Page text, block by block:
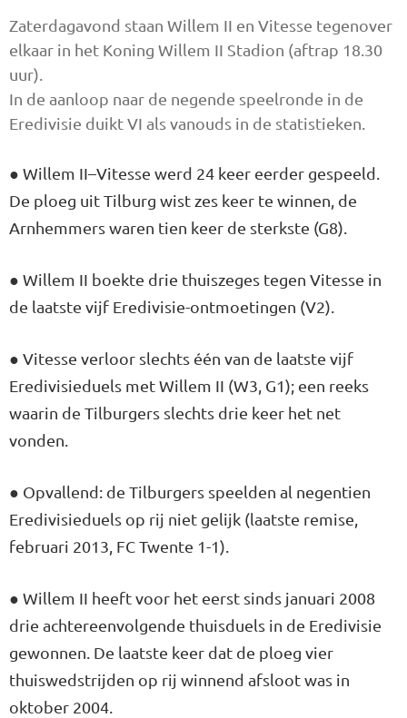
Zaterdagavond staan Willem II en Vitesse tegenover
elkaar in het Koning Willem II Stadion (aftrap 18.30
uur).
In de aanloop naar de negende speelronde in de
Eredivisie duikt VI als vanouds in de statistieken.
● Willem II–Vitesse werd 24 keer eerder gespeeld.
De ploeg uit Tilburg wist zes keer te winnen, de
Arnhemmers waren tien keer de sterkste (G8).
● Willem II boekte drie thuiszeges tegen Vitesse in
de laatste vijf Eredivisie-ontmoetingen (V2).
● Vitesse verloor slechts één van de laatste vijf
Eredivisieduels met Willem II (W3, G1); een reeks
waarin de Tilburgers slechts drie keer het net
vonden.
● Opvallend: de Tilburgers speelden al negentien
Eredivisieduels op rij niet gelijk (laatste remise,
februari 2013, FC Twente 1-1).
● Willem II heeft voor het eerst sinds januari 2008
drie achtereenvolgende thuisduels in de Eredivisie
gewonnen. De laatste keer dat de ploeg vier
thuiswedstrijden op rij winnend afsloot was in
oktober 2004.